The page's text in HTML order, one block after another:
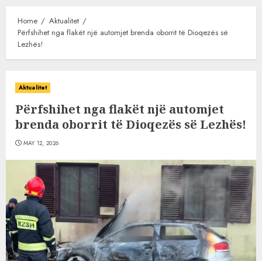
Home
Aktualitet
Përfshihet nga flakët një automjet brenda oborrit të Dioqezës së
Lezhës!
Aktualitet
Përfshihet nga flakët një automjet
brenda oborrit të Dioqezës së Lezhës!
MAY 12, 2026